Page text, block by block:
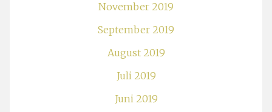
November 2019
September 2019
August 2019
Juli 2019
Juni 2019